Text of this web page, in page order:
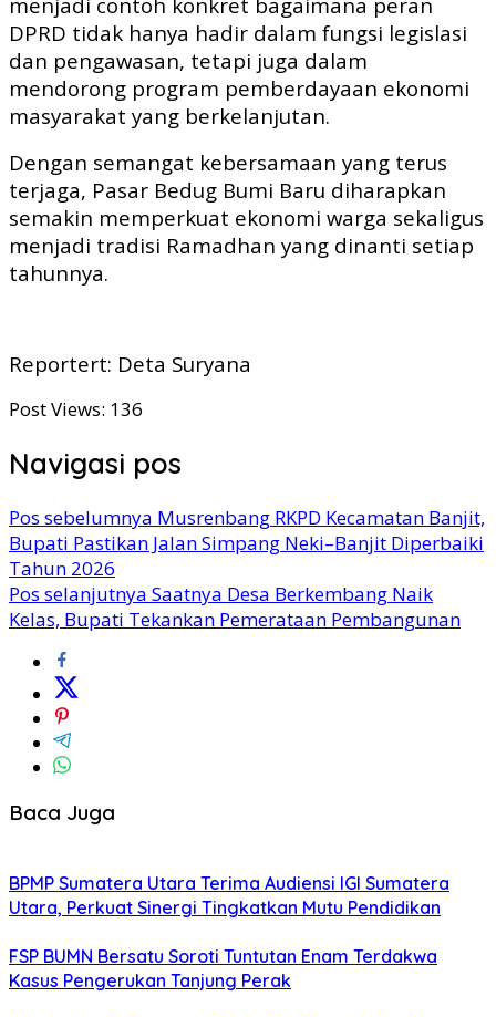
DPRD tidak hanya hadir dalam fungsi legislasi
dan pengawasan, tetapi juga dalam
mendorong program pemberdayaan ekonomi
masyarakat yang berkelanjutan.
Dengan semangat kebersamaan yang terus
terjaga, Pasar Bedug Bumi Baru diharapkan
semakin memperkuat ekonomi warga sekaligus
menjadi tradisi Ramadhan yang dinanti setiap
tahunnya.
Reportert: Deta Suryana
Post Views: 136
Navigasi pos
Pos sebelumnya Musrenbang RKPD Kecamatan Banjit,
Bupati Pastikan Jalan Simpang Neki–Banjit Diperbaiki
Tahun 2026
Pos selanjutnya Saatnya Desa Berkembang Naik
Kelas, Bupati Tekankan Pemerataan Pembangunan
Baca Juga
BPMP Sumatera Utara Terima Audiensi IGI Sumatera
Utara, Perkuat Sinergi Tingkatkan Mutu Pendidikan
FSP BUMN Bersatu Soroti Tuntutan Enam Terdakwa
Kasus Pengerukan Tanjung Perak